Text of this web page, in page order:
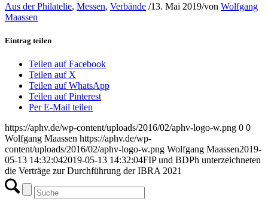
Aus der Philatelie, Messen, Verbände /13. Mai 2019/von Wolfgang
Maassen
Eintrag teilen
Teilen auf Facebook
Teilen auf X
Teilen auf WhatsApp
Teilen auf Pinterest
Per E-Mail teilen
https://aphv.de/wp-content/uploads/2016/02/aphv-logo-w.png 0 0
Wolfgang Maassen https://aphv.de/wp-
content/uploads/2016/02/aphv-logo-w.png Wolfgang Maassen2019-
05-13 14:32:042019-05-13 14:32:04FIP und BDPh unterzeichneten
die Verträge zur Durchführung der IBRA 2021